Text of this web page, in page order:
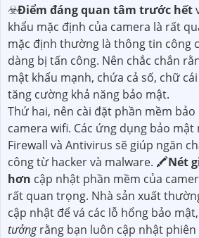
☣️Điểm đáng quan tâm trước hết
khẩu mặc định của camera là rất
mặc định thường là thông tin công
dàng bị tấn công. Nên chắc chắn
mật khẩu mạnh, chứa cả số, chữ
tăng cường khả năng bảo mật.
Thứ hai, nên cài đặt phần mềm
camera wifi. Các ứng dụng bảo
Firewall và Antivirus sẽ giúp ngăn
công từ hacker và malware. 🖍Nét
hơn cập nhật phần mềm của
rất quan trọng. Nhà sản xuất
cập nhật để vá các lỗ hổng bảo
tưởngrằng bạn luôn cập nhật